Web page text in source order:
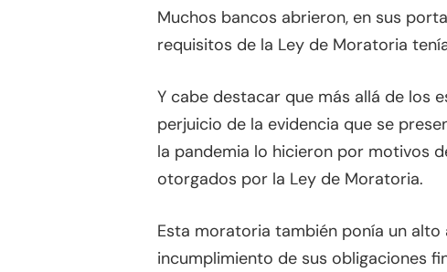
Muchos bancos abrieron, en sus
requisitos de la Ley de Moratoria
Y cabe destacar que más allá de los
perjuicio de la evidencia que se
la pandemia lo hicieron por motivos
otorgados por la Ley de Moratoria.
Esta moratoria también ponía un
incumplimiento de sus obligaciones